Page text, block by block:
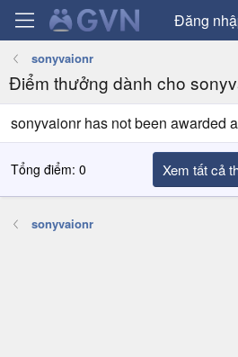
Đăng
sonyvaionr
Điểm thưởng dành cho
sonyvaionr has not been awarded
Tổng điểm: 0 Xem tất cả
sonyvaionr